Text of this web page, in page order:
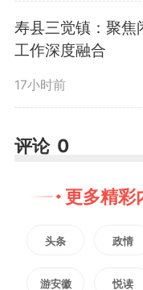
指出，电力
任，严格执
统筹抓好存
投产、日常
组“应发尽发
强电力供给
寿县三觉镇：聚焦
工作深度融合
17小时前
评论 0
更多精彩
头条 政情
游安徽 悦读